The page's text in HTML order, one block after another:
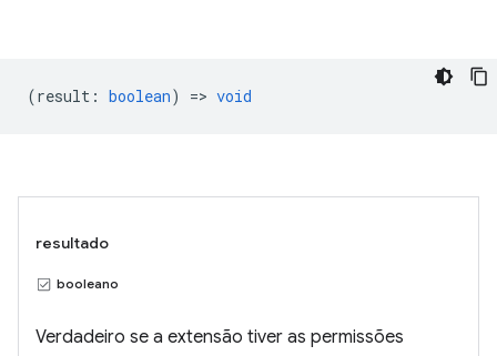
(result : boolean) => void
resultado
booleano
Verdadeiro se a extensão tiver as permissões